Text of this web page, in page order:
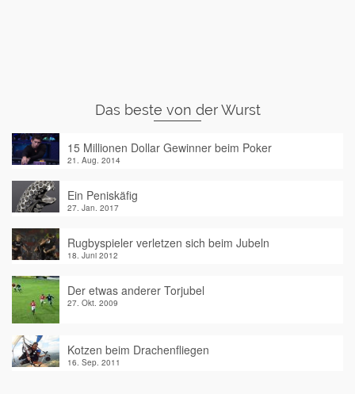
Das beste von der Wurst
15 Millionen Dollar Gewinner beim Poker
21. Aug. 2014
Ein Peniskäfig
27. Jan. 2017
Rugbyspieler verletzen sich beim Jubeln
18. Juni 2012
Der etwas anderer Torjubel
27. Okt. 2009
Kotzen beim Drachenfliegen
16. Sep. 2011